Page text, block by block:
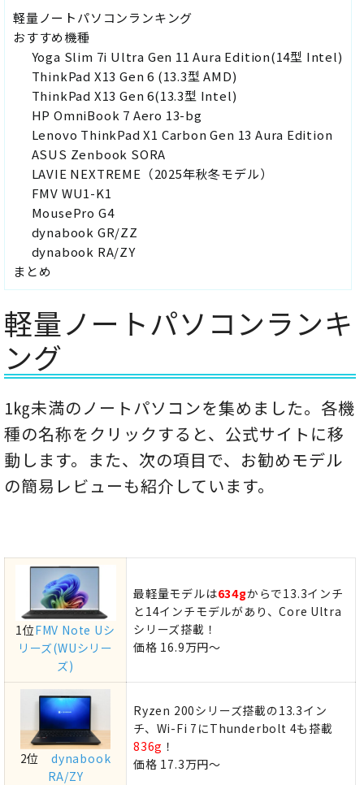
軽量ノートパソコンランキング
おすすめ機種
Yoga Slim 7i Ultra Gen 11 Aura Edition(14型 Intel)
ThinkPad X13 Gen 6 (13.3型 AMD)
ThinkPad X13 Gen 6(13.3型 Intel)
HP OmniBook 7 Aero 13-bg
Lenovo ThinkPad X1 Carbon Gen 13 ​Aura Edition
ASUS Zenbook SORA
LAVIE NEXTREME（2025年秋冬モデル）
FMV WU1-K1
MousePro G4
dynabook GR/ZZ
dynabook RA/ZY
まとめ
軽量ノートパソコンランキ
ング
1㎏未満のノートパソコンを集めました。各機
種の名称をクリックすると、公式サイトに移
動します。また、次の項目で、お勧めモデル
の簡易レビューも紹介しています。
1位FMV Note Uシ
リーズ(WUシリー
ズ)
最軽量モデルは634gからで13.3インチ
と14インチモデルがあり、Core Ultra
シリーズ搭載！
価格 16.9万円～
2位 dynabook
RA/ZY
Ryzen 200シリーズ搭載の13.3イン
チ、Wi-Fi 7にThunderbolt 4も搭載
836g ！
価格 17.3万円～